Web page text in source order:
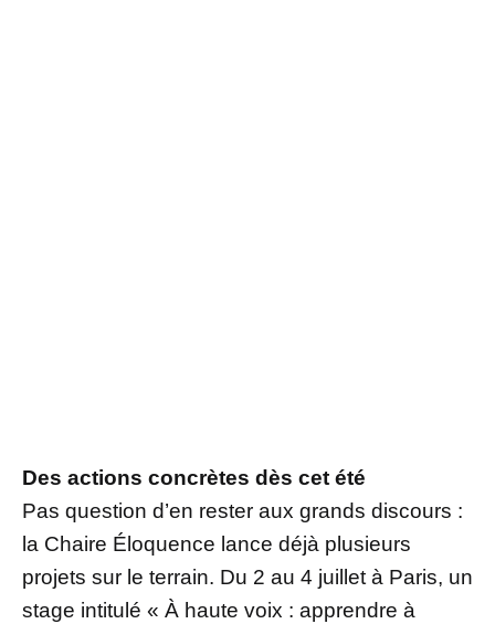
Des actions concrètes dès cet été
Pas question d’en rester aux grands discours :
la Chaire Éloquence lance déjà plusieurs
projets sur le terrain. Du 2 au 4 juillet à Paris, un
stage intitulé « À haute voix : apprendre à